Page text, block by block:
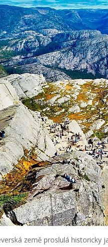
země proslulá historicky